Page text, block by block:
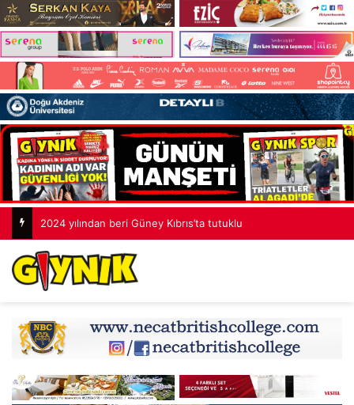
2024 yılından beri Güney Kıbrıs’ta tutuklu